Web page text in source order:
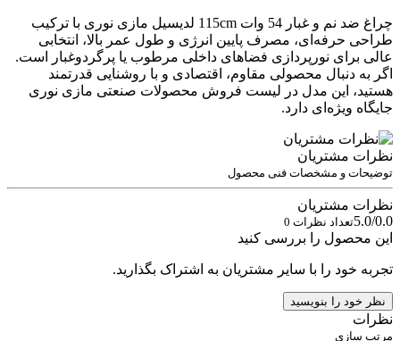
چراغ ضد نم و غبار 54 وات 115cm لدیسیل مازی نوری با ترکیب
طراحی حرفه‌ای، مصرف پایین انرژی و طول عمر بالا، انتخابی
عالی برای نورپردازی فضاهای داخلی مرطوب یا پرگردوغبار است.
اگر به دنبال محصولی مقاوم، اقتصادی و با روشنایی قدرتمند
هستید، این مدل در لیست فروش محصولات صنعتی مازی نوری
جایگاه ویژه‌ای دارد.
نظرات مشتریان
توضیحات و مشخصات فنی محصول
نظرات مشتریان
5.0/0.0تعداد نظرات 0
این محصول را بررسی کنید
تجربه خود را با سایر مشتریان به اشتراک بگذارید.
نظر خود را بنویسید
نظرات
مرتب سازی